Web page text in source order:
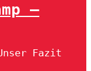
–
Fazit